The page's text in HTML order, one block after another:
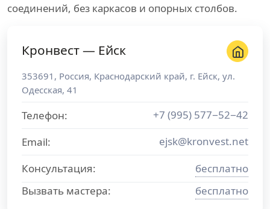
соединений, без каркасов и опорных столбов.
Кронвест — Ейск
353691 , Россия, Краснодарский край, г. Ейск, ул.
Одесская, 41
Телефон:
+7 (995) 577−52−42
Email:
ejsk@kronvest.net
Консультация:
бесплатно
Вызвать мастера:
бесплатно